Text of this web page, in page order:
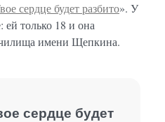
сердце будет разбито». У
ей только 18 и она
имени Щепкина.
сердце будет